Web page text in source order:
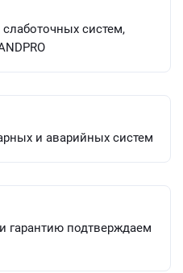
систем,
и аварийных систем
гарантию подтверждаем